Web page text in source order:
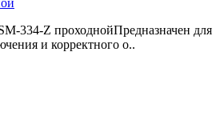
334-Z проходнойПредназначен для
и корректного о..